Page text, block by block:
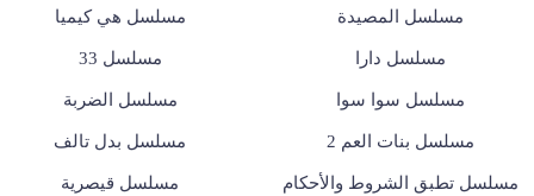
مسلسل المصيدة مسلسل هي كيميا
مسلسل دارا مسلسل 33
مسلسل سوا سوا مسلسل الضربة
مسلسل بنات العم 2 مسلسل بدل تالف
مسلسل تطبق الشروط والأحكام مسلسل قيصرية